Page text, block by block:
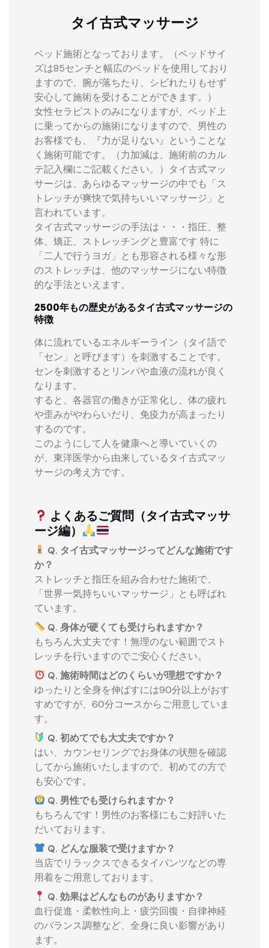
タイ古式マッサージ
ベッド施術となっております。（ベッドサイ
ズは85センチと幅広のベッドを使用しており
ますので、腕が落ちたり、シビれたりもせず
安心して施術を受けることができます。）
女性セラピストのみになりますが、ベッド上
に乗ってからの施術になりますので、男性の
お客様でも、『力が足りない』ということな
く施術可能です。（力加減は、施術前のカル
テ記入欄にご記載ください。）タイ古式マッ
サージは、あらゆるマッサージの中でも「ス
トレッチが爽快で気持ちいいマッサージ」と
言われています。
タイ古式マッサージの手法は・・・指圧、整
体、矯正、ストレッチングと豊富です 特に
「二人で行うヨガ」とも形容される様々な形
のストレッチは、他のマッサージにない特徴
的な手法といえます。
2500年もの歴史があるタイ古式マッサージの
特徴
体に流れているエネルギーライン（タイ語で
「セン」と呼びます）を刺激することです。
センを刺激するとリンパや血液の流れが良く
なります。
すると、各器官の働きが正常化し、体の疲れ
や歪みがやわらいだり、免疫力が高まったり
するのです。
このようにして人を健康へと導いていくの
が、東洋医学から由来しているタイ古式マッ
サージの考え方です。
よくあるご質問（タイ古式マッサ
ージ編）
Q. タイ古式マッサージってどんな施術です
か？
ストレッチと指圧を組み合わせた施術で、
「世界一気持ちいいマッサージ」とも呼ばれ
ています。
Q. 身体が硬くても受けられますか？
もちろん大丈夫です！無理のない範囲でスト
レッチを行いますのでご安心ください。
Q. 施術時間はどのくらいが理想ですか？
ゆったりと全身を伸ばすには90分以上がおす
すめですが、60分コースからご用意していま
す。
Q. 初めてでも大丈夫ですか？
はい、カウンセリングでお身体の状態を確認
してから施術いたしますので、初めての方で
も安心です。
Q. 男性でも受けられますか？
もちろんです！男性のお客様にもご好評いた
だいております。
Q. どんな服装で受けますか？
当店でリラックスできるタイパンツなどの専
用着をご用意しております。
Q. 効果はどんなものがありますか？
血行促進・柔軟性向上・疲労回復・自律神経
のバランス調整など、全身に良い影響があり
ます。